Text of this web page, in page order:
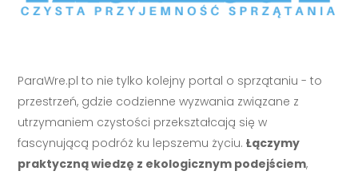
ParaWre.pl to nie tylko kolejny portal o sprzątaniu - to
przestrzeń, gdzie codzienne wyzwania związane z
utrzymaniem czystości przekształcają się w
fascynującą podróż ku lepszemu życiu.Łączymy
praktyczną wiedzę z ekologicznym podejściem,